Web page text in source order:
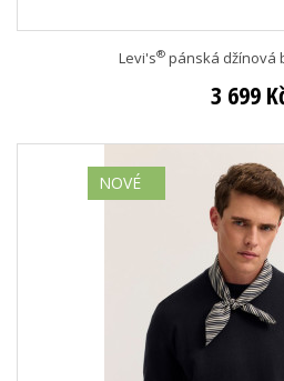
Levi's® pánská džínová
3 699
NOVÉ